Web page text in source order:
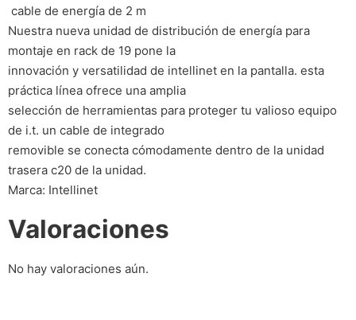
 cable de energía de 2 m
Nuestra nueva unidad de distribución de energía para
montaje en rack de 19 pone la
innovación y versatilidad de intellinet en la pantalla. esta
práctica línea ofrece una amplia
selección de herramientas para proteger tu valioso equipo
de i.t. un cable de integrado
removible se conecta cómodamente dentro de la unidad
trasera c20 de la unidad.
Marca: Intellinet
Valoraciones
No hay valoraciones aún.